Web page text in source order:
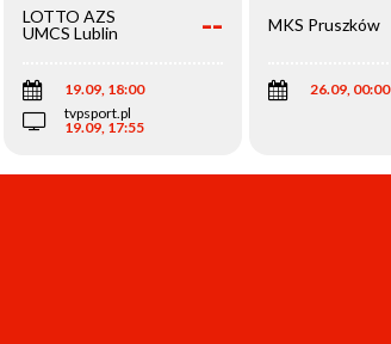
LOTTO AZS
UMCS Lublin
--
19.09, 18:00
tvpsport.pl
19.09, 17:55
MKS Pruszków
26.09, 00:00